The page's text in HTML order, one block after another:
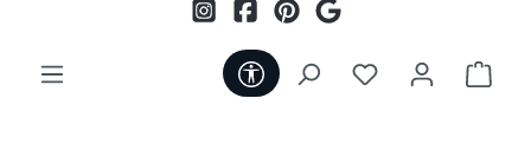
Werkzeugleiste anzeigen
Du hast 0